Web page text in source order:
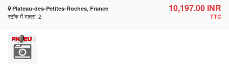
Plateau-des-Petites-Roches, France
स्टॉक में मात्रा: 2
10,197.00 INR
TTC